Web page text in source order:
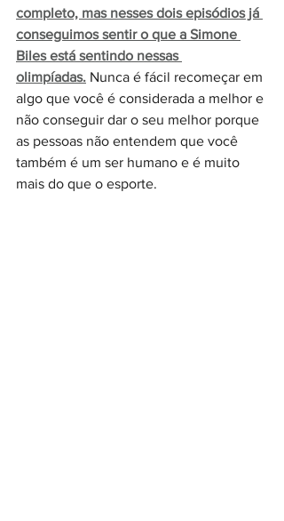
completo, mas nesses dois episódios já
conseguimos sentir o que a Simone
Biles está sentindo nessas
olimpíadas. Nunca é fácil recomeçar em
algo que você é considerada a melhor e
não conseguir dar o seu melhor porque
as pessoas não entendem que você
também é um ser humano e é muito
mais do que o esporte.